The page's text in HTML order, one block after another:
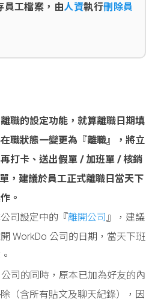
員工檔案，由人資執行刪除員
職的設定功能，就算離職日期填
職狀態一變更為『離職』，將立
打卡、送出假單 / 加班單 / 核銷
，建議於員工正式離職日當天下
。
司設定中的『離開公司 』，建議
WorkDo 公司的日期，當天下班
司的同時，原本已加為好友的內
（含所有貼文及聊天紀錄），因